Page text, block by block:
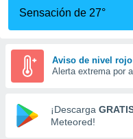
calidad.
a este
las
y
forma
digital
basada
Sensación de 27°
Aviso de nivel rojo
Alerta extrema por
¡Descarga
Meteored!